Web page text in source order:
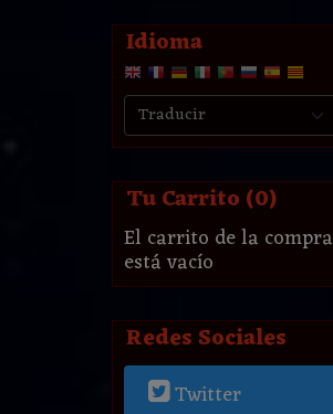
Idioma
Tu Carrito (0)
El carrito de la compra
está vacío
Redes Sociales
Twitter